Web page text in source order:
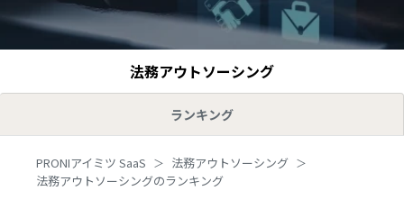
法務アウトソーシング
ランキング
PRONIアイミツ SaaS
法務アウトソーシング
法務アウトソーシングのランキング